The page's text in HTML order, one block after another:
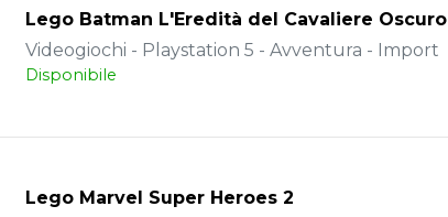
Lego Batman L'Eredità del Cavaliere Oscuro
Videogiochi - Playstation 5 - Avventura - Import
Disponibile
Lego Marvel Super Heroes 2